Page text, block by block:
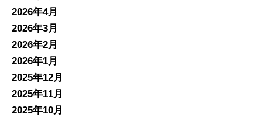
2026年4月
2026年3月
2026年2月
2026年1月
2025年12月
2025年11月
2025年10月